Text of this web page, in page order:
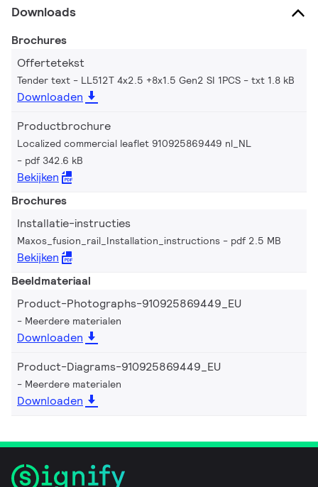
Downloads
Brochures
Offertetekst
Tender text - LL512T 4x2.5 +8x1.5 Gen2 SI 1PCS txt 1.8 kB
Downloaden
Productbrochure
Localized commercial leaflet 910925869449 nl_NL
pdf 342.6 kB
Bekijken
Brochures
Installatie-instructies
Maxos_fusion_rail_Installation_instructions pdf 2.5 MB
Bekijken
Beeldmateriaal
Product-Photographs-910925869449_EU
Meerdere materialen
Downloaden
Product-Diagrams-910925869449_EU
Meerdere materialen
Downloaden